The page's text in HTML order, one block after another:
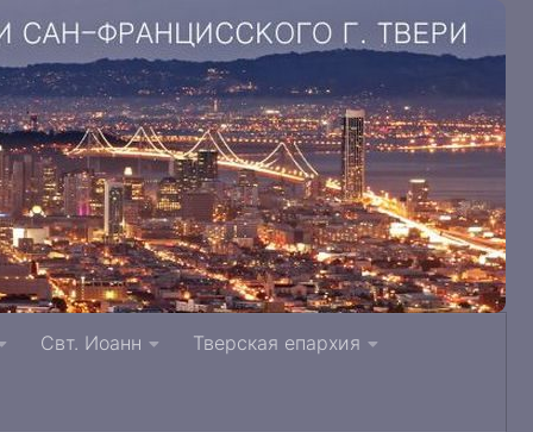
Тверская и Кашинская епархия
Свт. Иоанн Тверская епархия